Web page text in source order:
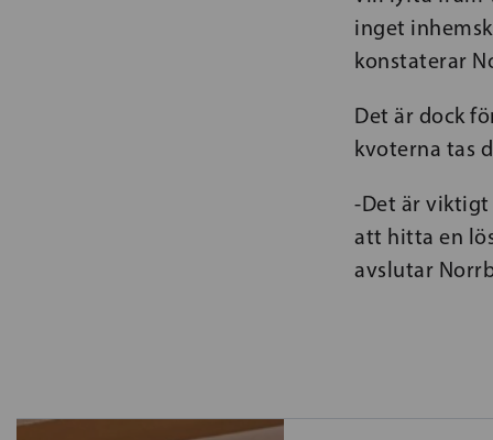
inget
konstaterar
Det är dock
kvoterna tas
-Det är
att hitta en
avslutar